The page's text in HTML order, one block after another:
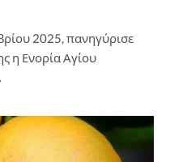
2025, πανηγύρισε
η Ενορία Αγίου